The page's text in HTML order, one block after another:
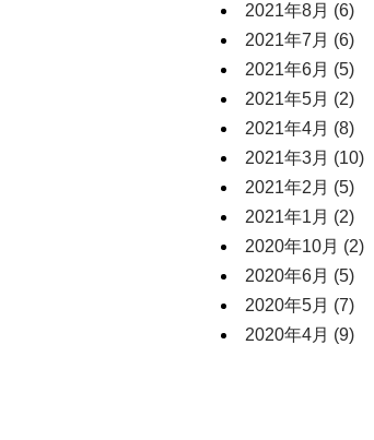
2021年8月 (6)
2021年7月 (6)
2021年6月 (5)
2021年5月 (2)
2021年4月 (8)
2021年3月 (10)
2021年2月 (5)
2021年1月 (2)
2020年10月 (2)
2020年6月 (5)
2020年5月 (7)
2020年4月 (9)